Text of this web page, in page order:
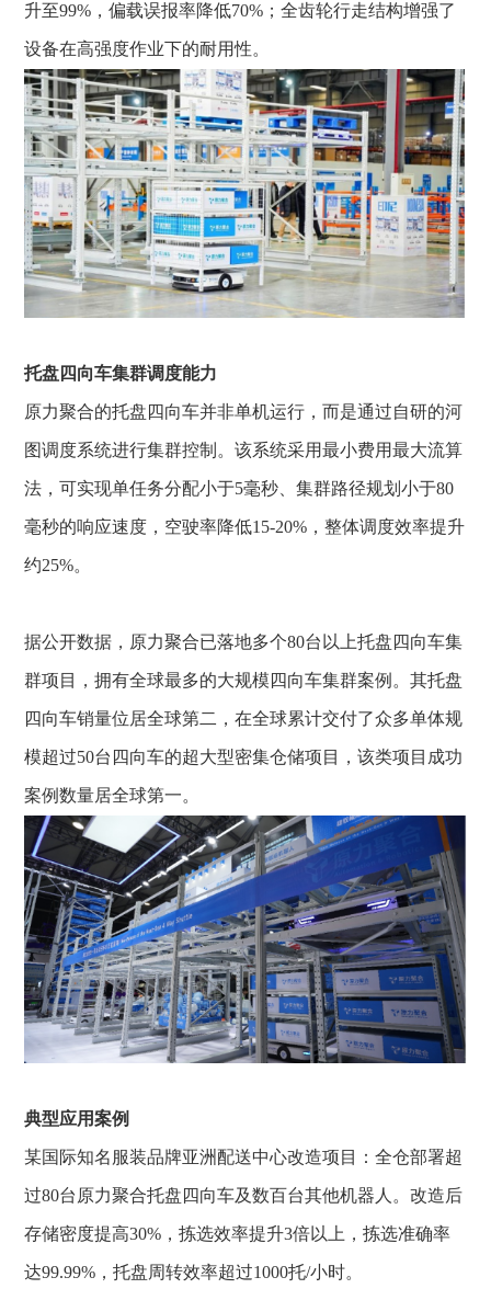
升至99%，偏载误报率降低70%；全齿轮行走结构增强了
设备在高强度作业下的耐用性。
托盘四向车集群调度能力
原力聚合的托盘四向车并非单机运行，而是通过自研的河
图调度系统进行集群控制。该系统采用最小费用最大流算
法，可实现单任务分配小于5毫秒、集群路径规划小于80
毫秒的响应速度，空驶率降低15-20%，整体调度效率提升
约25%。
据公开数据，原力聚合已落地多个80台以上托盘四向车集
群项目，拥有全球最多的大规模四向车集群案例。其托盘
四向车销量位居全球第二，在全球累计交付了众多单体规
模超过50台四向车的超大型密集仓储项目，该类项目成功
案例数量居全球第一。
典型应用案例
某国际知名服装品牌亚洲配送中心改造项目：全仓部署超
过80台原力聚合托盘四向车及数百台其他机器人。改造后
存储密度提高30%，拣选效率提升3倍以上，拣选准确率
达99.99%，托盘周转效率超过1000托/小时。